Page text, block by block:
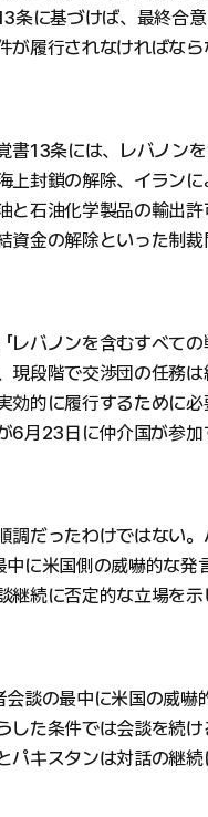
条に基づけば、最終合
が履行されなければなら
書13条には、レバノン
上封鎖の解除、イラン
と石油化学製品の輸出許
資金の解除といった制
レバノンを含むすべて
現段階で交渉団の任務は
効的に履行するために必
6月23日に仲介国が参加
調だったわけではない。
に米国側の威嚇的な発
継続に否定的な立場を示
談の最中に米国の威嚇
した条件では会談を続
パキスタンは対話の継